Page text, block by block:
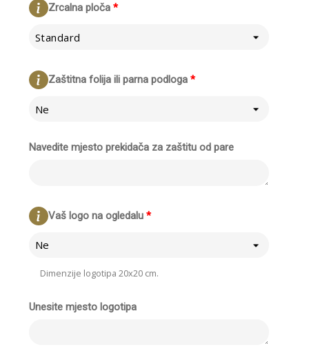
*
Zrcalna ploča
Standard
*
Zaštitna folija ili parna podloga
Ne
Navedite mjesto prekidača za zaštitu od pare
*
Vaš logo na ogledalu
Ne
Dimenzije logotipa 20x20 cm.
Unesite mjesto logotipa